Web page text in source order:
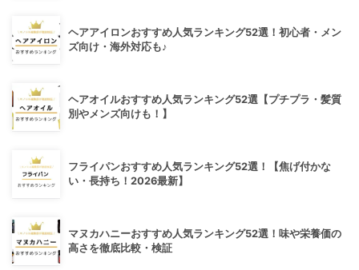
ヘアアイロンおすすめ人気ランキング52選！初心者・メン
ズ向け・海外対応も♪
ヘアオイルおすすめ人気ランキング52選【プチプラ・髪質
別やメンズ向けも！】
フライパンおすすめ人気ランキング52選！【焦げ付かな
い・長持ち！2026最新】
マヌカハニーおすすめ人気ランキング52選！味や栄養価の
高さを徹底比較・検証